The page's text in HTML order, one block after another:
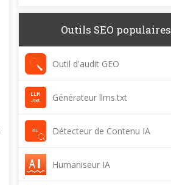
Outils SEO populaires
Outil d'audit GEO
Générateur llms.txt
Détecteur de Contenu IA
Humaniseur IA